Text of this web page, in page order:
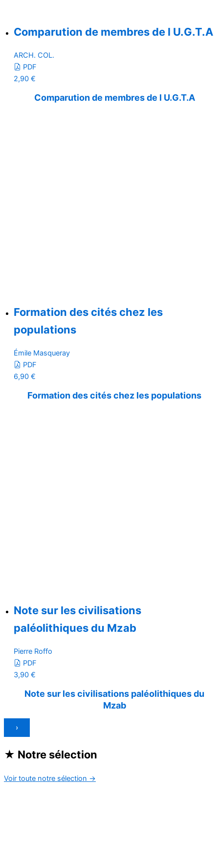
Comparution de membres de l U.G.T.A
ARCH. COL.
PDF
2,90 €
Comparution de membres de l U.G.T.A
Formation des cités chez les
populations
Émile Masqueray
PDF
6,90 €
Formation des cités chez les populations
Note sur les civilisations
paléolithiques du Mzab
Pierre Roffo
PDF
3,90 €
Note sur les civilisations paléolithiques du
Mzab
›
★ Notre sélection
Voir toute notre sélection →